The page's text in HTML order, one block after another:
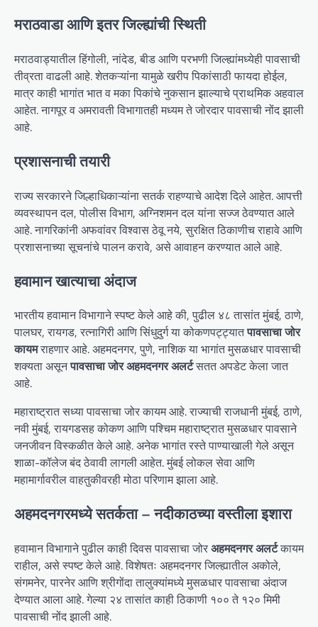
मराठवाडा आणि इतर जिल्ह्यांची स्थिती
मराठवाड्यातील हिंगोली, नांदेड, बीड आणि परभणी जिल्ह्यांमध्येही पावसाची
तीव्रता वाढली आहे. शेतकऱ्यांना यामुळे खरीप पिकांसाठी फायदा होईल,
मात्र काही भागांत भात व मका पिकांचे नुकसान झाल्याचे प्राथमिक अहवाल
आहेत. नागपूर व अमरावती विभागातही मध्यम ते जोरदार पावसाची नोंद झाली
आहे.
प्रशासनाची तयारी
राज्य सरकारने जिल्हाधिकाऱ्यांना सतर्क राहण्याचे आदेश दिले आहेत. आपत्ती
व्यवस्थापन दल, पोलीस विभाग, अग्निशमन दल यांना सज्ज ठेवण्यात आले
आहे. नागरिकांनी अफवांवर विश्वास ठेवू नये, सुरक्षित ठिकाणीच राहावे आणि
प्रशासनाच्या सूचनांचे पालन करावे, असे आवाहन करण्यात आले आहे.
हवामान खात्याचा अंदाज
भारतीय हवामान विभागाने स्पष्ट केले आहे की, पुढील ४८ तासांत मुंबई, ठाणे,
पालघर, रायगड, रत्नागिरी आणि सिंधुदुर्ग या कोकणपट्ट्यातपावसाचा जोर
कायमराहणार आहे. अहमदनगर, पुणे, नाशिक या भागांत मुसळधार पावसाची
शक्यता असूनपावसाचा जोर अहमदनगर अलर्टसतत अपडेट केला जात
आहे.
महाराष्ट्रात सध्या पावसाचा जोर कायम आहे. राज्याची राजधानी मुंबई, ठाणे,
नवी मुंबई, रायगडसह कोकण आणि पश्चिम महाराष्ट्रात मुसळधार पावसाने
जनजीवन विस्कळीत केले आहे. अनेक भागांत रस्ते पाण्याखाली गेले असून
शाळा-कॉलेज बंद ठेवावी लागली आहेत. मुंबई लोकल सेवा आणि
महामार्गावरील वाहतुकीवरही मोठा परिणाम झाला आहे.
अहमदनगरमध्ये सतर्कता – नदीकाठच्या वस्तीला इशारा
हवामान विभागाने पुढील काही दिवस पावसाचा जोरअहमदनगर अलर्टकायम
राहील, असे स्पष्ट केले आहे. विशेषतः अहमदनगर जिल्ह्यातील अकोले,
संगमनेर, पारनेर आणि श्रीगोंदा तालुक्यांमध्ये मुसळधार पावसाचा अंदाज
देण्यात आला आहे. गेल्या २४ तासांत काही ठिकाणी १०० ते १२० मिमी
पावसाची नोंद झाली आहे.